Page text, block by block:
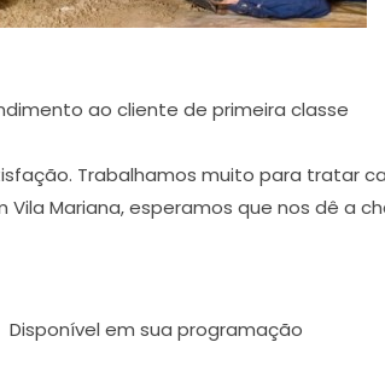
ao cliente de primeira classe
Trabalhamos muito para tratar
Mariana, esperamos que nos dê a
Disponível em sua programação